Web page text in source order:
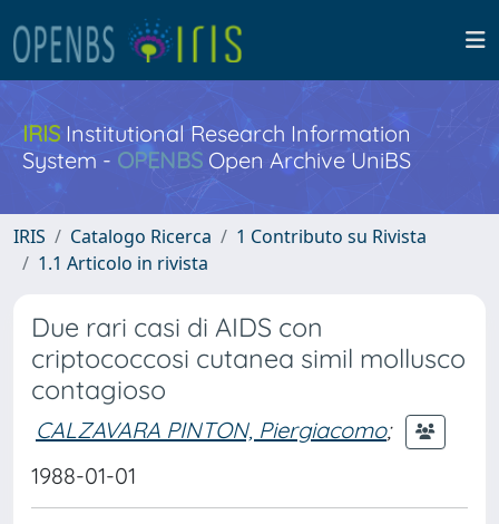
IRISInstitutional Research Information
System - OPENBS Open Archive UniBS
IRIS Catalogo Ricerca
1 Contributo su Rivista
1.1 Articolo in rivista
Due rari casi di AIDS con
criptococcosi cutanea simil mollusco
contagioso
CALZAVARA PINTON, Piergiacomo;
1988-01-01